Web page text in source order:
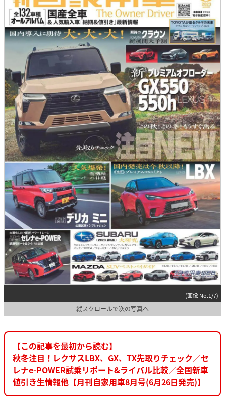
(画像 No.1/7)
縦スクロールで次の写真へ
【この記事を最初から読む】
秋冬注目！レクサスLBX、GX、TX先取りチェック／セ
レナe-POWER試乗リポート&ライバル比較／全国新車
値引き生情報他【月刊自家用車8月号(6月26日発売)】